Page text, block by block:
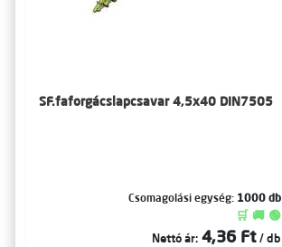
SF.faforgácslapcsavar 4,5x40 DIN7505
Csomagolási egység: 1000 db
🛒 🚚 🟢
Nettó ár: 4,36 Ft / db